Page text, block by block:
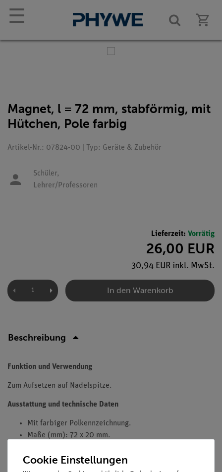
☰
Magnet, l = 72 mm, stabförmig, mit
Hütchen, Pole farbig
Artikel-Nr.: 07824-00 | Typ: Geräte & Zubehör
Schüler,
Lehrer/Professoren
Lieferzeit: Vorrätig
26,00 EUR
30,94 EUR inkl. MwSt.
In den Warenkorb
Beschreibung
Funktion und Verwendung
Zum Aufsetzen auf Nadelspitze.
Ausstattung und technische Daten
Mit farbiger Polkennzeichnung.
Maße (mm): 72 x 20 mm.
Cookie Einstellungen